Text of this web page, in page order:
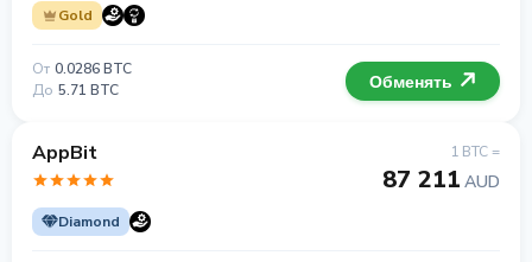
Gold
От 0.0286 BTC
До 5.71 BTC Обменять
AppBit
Diamond
1 BTC =
87 211 AUD